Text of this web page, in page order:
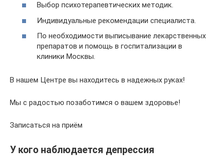
Выбор психотерапевтических методик.
Индивидуальные рекомендации специалиста.
По необходимости выписывание лекарственных
препаратов и помощь в госпитализации в
клиники Москвы.
В нашем Центре вы находитесь в надежных руках!
Мы с радостью позаботимся о вашем здоровье!
Записаться на приём
У кого наблюдается депрессия